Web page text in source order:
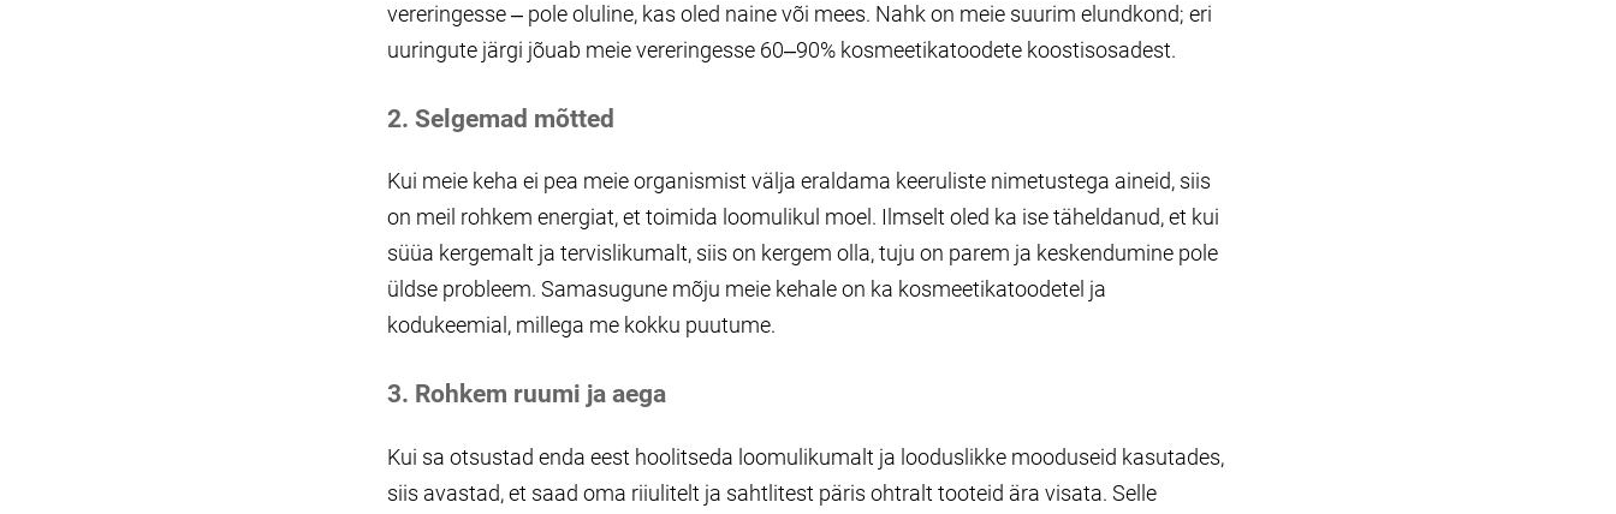
vereringesse ‒ pole oluline, kas oled naine või mees. Nahk on meie suurim elundkond; eri
uuringute järgi jõuab meie vereringesse 60‒90% kosmeetikatoodete koostisosadest.
2. Selgemad mõtted
Kui meie keha ei pea meie organismist välja eraldama keeruliste nimetustega aineid, siis
on meil rohkem energiat, et toimida loomulikul moel. Ilmselt oled ka ise täheldanud, et kui
süüa kergemalt ja tervislikumalt, siis on kergem olla, tuju on parem ja keskendumine pole
üldse probleem. Samasugune mõju meie kehale on ka kosmeetikatoodetel ja
kodukeemial, millega me kokku puutume.
3. Rohkem ruumi ja aega
Kui sa otsustad enda eest hoolitseda loomulikumalt ja looduslikke mooduseid kasutades,
siis avastad, et saad oma riiulitelt ja sahtlitest päris ohtralt tooteid ära visata. Selle